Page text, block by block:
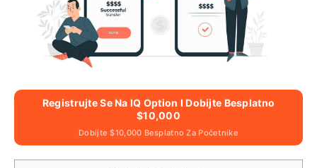
Registrujte Se Na IQ Option I Dobijte Besplatno
$10,000
Dobijte $10,000 Besplatno Za Početnike